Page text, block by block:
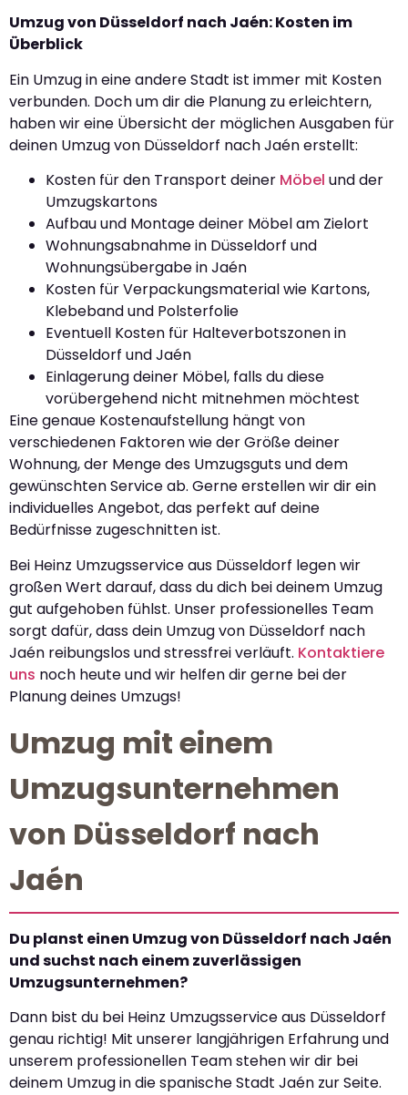
Umzug von Düsseldorf nach Jaén: Kosten im
Überblick
Ein Umzug in eine andere Stadt ist immer mit Kosten
verbunden. Doch um dir die Planung zu erleichtern,
haben wir eine Übersicht der möglichen Ausgaben für
deinen Umzug von Düsseldorf nach Jaén erstellt:
Kosten für den Transport deiner Möbel und der
Umzugskartons
Aufbau und Montage deiner Möbel am Zielort
Wohnungsabnahme in Düsseldorf und
Wohnungsübergabe in Jaén
Kosten für Verpackungsmaterial wie Kartons,
Klebeband und Polsterfolie
Eventuell Kosten für Halteverbotszonen in
Düsseldorf und Jaén
Einlagerung deiner Möbel, falls du diese
vorübergehend nicht mitnehmen möchtest
Eine genaue Kostenaufstellung hängt von
verschiedenen Faktoren wie der Größe deiner
Wohnung, der Menge des Umzugsguts und dem
gewünschten Service ab. Gerne erstellen wir dir ein
individuelles Angebot, das perfekt auf deine
Bedürfnisse zugeschnitten ist.
Bei Heinz Umzugsservice aus Düsseldorf legen wir
großen Wert darauf, dass du dich bei deinem Umzug
gut aufgehoben fühlst. Unser professionelles Team
sorgt dafür, dass dein Umzug von Düsseldorf nach
Jaén reibungslos und stressfrei verläuft. Kontaktiere
uns noch heute und wir helfen dir gerne bei der
Planung deines Umzugs!
Umzug mit einem
Umzugsunternehmen
von Düsseldorf nach
Jaén
Du planst einen Umzug von Düsseldorf nach Jaén
und suchst nach einem zuverlässigen
Umzugsunternehmen?
Dann bist du bei Heinz Umzugsservice aus Düsseldorf
genau richtig! Mit unserer langjährigen Erfahrung und
unserem professionellen Team stehen wir dir bei
deinem Umzug in die spanische Stadt Jaén zur Seite.